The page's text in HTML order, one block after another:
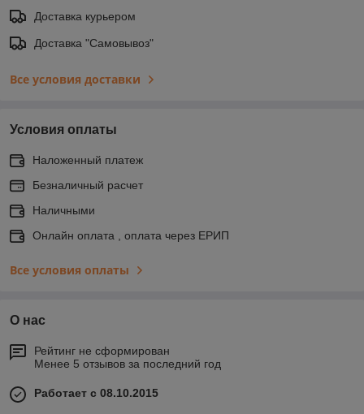
Доставка курьером
Доставка "Самовывоз"
Все условия доставки
Условия оплаты
Наложенный платеж
Безналичный расчет
Наличными
Онлайн оплата , оплата через ЕРИП
Все условия оплаты
О нас
Рейтинг не сформирован
Менее 5 отзывов за последний год
Работает с 08.10.2015